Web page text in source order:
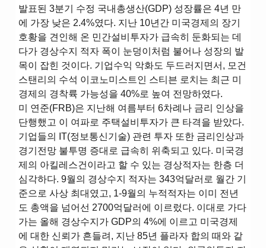
발표된 3분기 수정 국내총생산(GDP) 성장률은 4년 만
에 가장 낮은 2.4%였다. 지난 10년간 미국경제의 장기
호황을 견인해 온 민간설비투자가 급속히 둔화되는 데
다가 경상수지 적자 폭이 눈덩이처럼 불어나 성장의 발
목이 잡힌 것이다. 기업수익 악화도 두드러지면서, 모건
스탠리의 수석 이코노미스트인 스티븐 로치는 최근 미
경제의 경착륙 가능성을 40%로 높여 전망하였다.
미 연준(FRB)은 지난해 여름부터 6차례나 금리 인상을
단행했고 이 여파로 주택설비투자가 큰 타격을 받았다.
기업들의 IT(정보통신기술) 관련 투자 또한 금리인상과
경기전망 불투명 증대로 급속히 위축되고 있다. 미국경
제의 아킬레스건이라고 할 수 있는 경상적자는 한층 더
심각하다. 9월의 경상수지 적자는 343억달러로 월간 기
준으로 사상 최대였고, 1-9월의 누적적자는 이미 전년
도 총액을 넘어선 2700억달러에 이르렀다. 이대로 가다
가는 올해 경상수지가 GDP의 4%에 이르고 미국경제
에 대한 신뢰가 흔들려, 지난 85년 플라자 합의 때와 같